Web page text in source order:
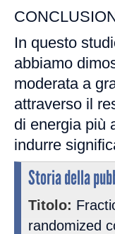
In questo
abbiamo
moderata a
attraverso il
di energia più
indurre
Storia della
Titolo:
randomized